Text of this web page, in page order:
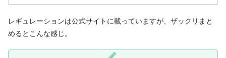
レギュレーションは公式サイトに載っていますが、ザックリまと
めるとこんな感じ。